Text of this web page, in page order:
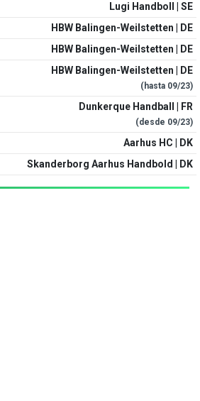
Lugi Handboll | SE
HBW Balingen-Weilstetten | DE
HBW Balingen-Weilstetten | DE
HBW Balingen-Weilstetten | DE
(hasta 09/23)
Dunkerque Handball | FR
(desde 09/23)
Aarhus HC | DK
Skanderborg Aarhus Handbold | DK